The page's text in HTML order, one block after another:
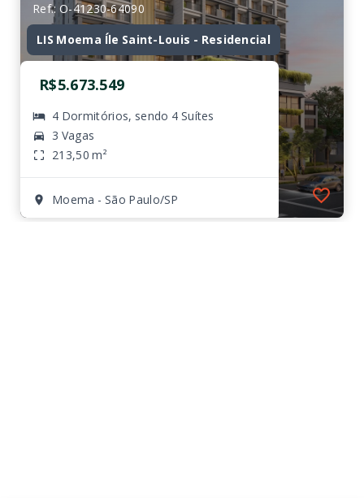
Ref.: O-41230-64090
LIS Moema Íle Saint-Louis - Residencial
R$5.673.549
4 Dormitórios, sendo 4 Suítes
3 Vagas
213,50 m²
Moema - São Paulo/SP